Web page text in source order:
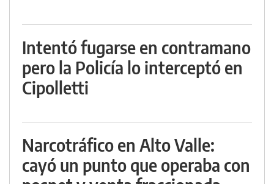
Intentó fugarse en contramano
pero la Policía lo interceptó en
Cipolletti
Narcotráfico en Alto Valle:
cayó un punto que operaba con